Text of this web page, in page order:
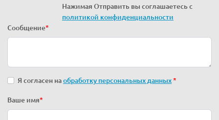
Нажимая Отправить вы соглашаетесь с
политикой конфиденциальности
Сообщение*
Я согласен наобработку персональных данных*
Ваше имя*